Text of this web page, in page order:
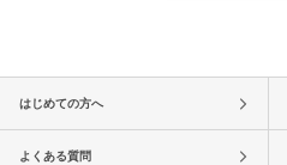
はじめての方へ
よくある質問